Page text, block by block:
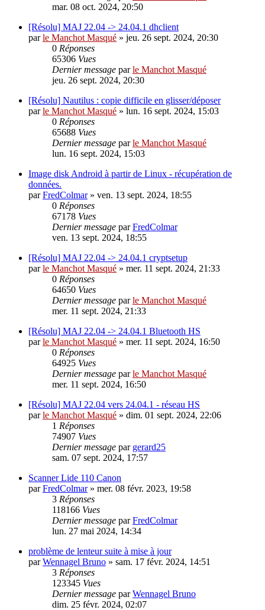
mar. 08 oct. 2024, 20:50
[Résolu] MAJ 22.04 -> 24.04.1 dhclient
parle Manchot Masqué » jeu. 26 sept. 2024, 20:30
0 Réponses
65306 Vues
Dernier message parle Manchot Masqué
jeu. 26 sept. 2024, 20:30
[Résolu] Nautilus : copie difficile en glisser/déposer
parle Manchot Masqué » lun. 16 sept. 2024, 15:03
0 Réponses
65688 Vues
Dernier message parle Manchot Masqué
lun. 16 sept. 2024, 15:03
Image disk Android à partir de Linux - récupération de
données.
parFredColmar» ven. 13 sept. 2024, 18:55
0 Réponses
67178 Vues
Dernier message parFredColmar
ven. 13 sept. 2024, 18:55
[Résolu] MAJ 22.04 -> 24.04.1 cryptsetup
parle Manchot Masqué » mer. 11 sept. 2024, 21:33
0 Réponses
64650 Vues
Dernier message parle Manchot Masqué
mer. 11 sept. 2024, 21:33
[Résolu] MAJ 22.04 -> 24.04.1 Bluetooth HS
parle Manchot Masqué » mer. 11 sept. 2024, 16:50
0 Réponses
64925 Vues
Dernier message parle Manchot Masqué
mer. 11 sept. 2024, 16:50
[Résolu] MAJ 22.04 vers 24.04.1 - réseau HS
parle Manchot Masqué » dim. 01 sept. 2024, 22:06
1 Réponses
74907 Vues
Dernier message par gerard25
sam. 07 sept. 2024, 17:57
Scanner Lide 110 Canon
parFredColmar» mer. 08 févr. 2023, 19:58
3 Réponses
118166 Vues
Dernier message parFredColmar
lun. 27 mai 2024, 14:34
problème de lenteur suite à mise à jour
parWennagel Bruno » sam. 17 févr. 2024, 14:51
3 Réponses
123345 Vues
Dernier message parWennagel Bruno
dim. 25 févr. 2024, 02:07